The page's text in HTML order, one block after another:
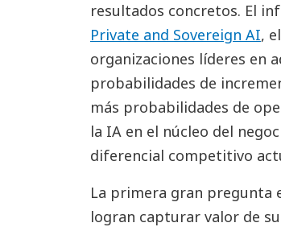
resultados concretos. El
Private and Sovereign AI,
organizaciones líderes en
probabilidades de
más probabilidades de
la IA en el núcleo del
diferencial competitivo
La primera gran pregunta
logran capturar valor de